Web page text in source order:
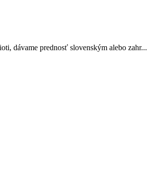
dávame prednosť slovenským alebo zahr...